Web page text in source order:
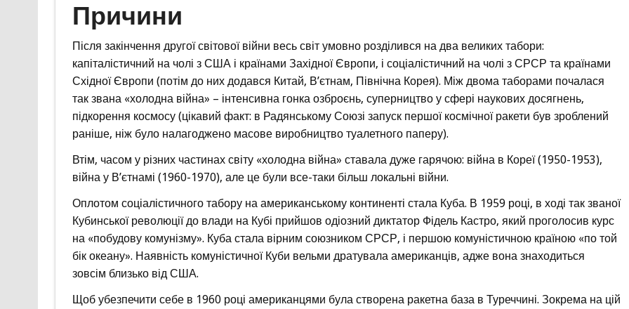
Причини
Після закінчення другої світової війни весь світ умовно розділився на два великих табори:
капіталістичний на чолі з США і країнами Західної Європи, і соціалістичний на чолі з СРСР та країнами
Східної Європи (потім до них додався Китай, В’єтнам, Північна Корея). Між двома таборами почалася
так звана «холодна війна» – інтенсивна гонка озброєнь, суперництво у сфері наукових досягнень,
підкорення космосу (цікавий факт: в Радянському Союзі запуск першої космічної ракети був зроблений
раніше, ніж було налагоджено масове виробництво туалетного паперу).
Втім, часом у різних частинах світу «холодна війна» ставала дуже гарячою: війна в Кореї (1950-1953),
війна у В’єтнамі (1960-1970), але це були все-таки більш локальні війни.
Оплотом соціалістичного табору на американському континенті стала Куба. В 1959 році, в ході так званої
Кубинської революції до влади на Кубі прийшов одіозний диктатор Фідель Кастро, який проголосив курс
на «побудову комунізму». Куба стала вірним союзником СРСР, і першою комуністичною країною «по той
бік океану». Наявність комуністичної Куби вельми дратувала американців, адже вона знаходиться
зовсім близько від США.
Щоб убезпечити себе в 1960 році американцями була створена ракетна база в Туреччині. Зокрема на цій